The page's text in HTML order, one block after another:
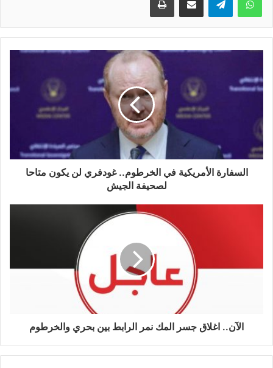
السفارة الأمريكية في الخرطوم.. غودفري لن يكون متاحا
لصحيفة الجيش
الآن.. اغلاق جسر المك نمر الرابط بين بحري والخرطوم